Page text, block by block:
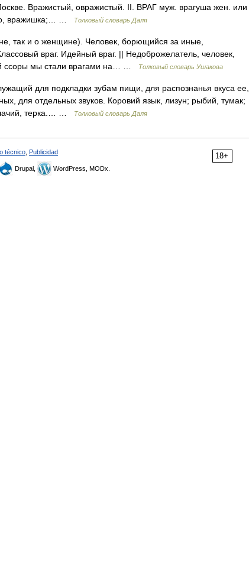
Вражистый, овражистый. II. ВРАГ муж. врагуша жен. или
вражишка;… …
Толковый словарь Даля
так и о женщине). Человек, борющийся за иные,
враг. Идейный враг. || Недоброжелатель, человек,
ссоры мы стали врагами на… …
Толковый словарь Ушакова
для подкладки зубам пищи, для распознанья вкуса ее,
для отдельных звуков. Коровий язык, лизун; рыбий, тумак;
терка.… …
Толковый словарь Даля
18+
técnico Publicidad
Drupal, WordPress, MODx.